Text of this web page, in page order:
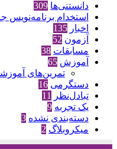
دانستنی‌ها 309
استخدام برنامه‌نویس
اخبار 135
آزمون 52
مسابقات 38
آموزش 65
تمرین‌های
دستگرمی 16
تبادل‌نظر
11
یک تجربه 9
دسته‌بندی نشده 3
میکروبلاگ 2